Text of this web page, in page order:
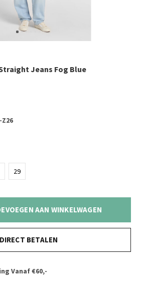
Jeans Fog Blue
Z26
29
AAN WINKELWAGEN
DIRECT BETALEN
Vanaf €60,-